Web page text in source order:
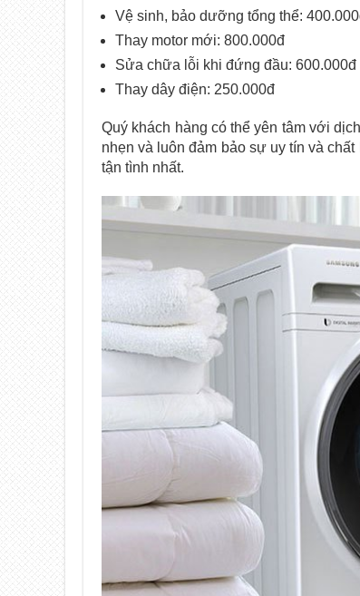
Vệ sinh, bảo dưỡng tổng thể:
Thay motor mới: 800.000đ
Sửa chữa lỗi khi đứng đầu: 600.000đ
Thay dây điện: 250.000đ
Quý khách hàng có thể yên tâm với
nhẹn và luôn đảm bảo sự uy tín và
tận tình nhất.